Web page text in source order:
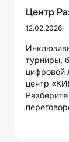
Центр
12.02.2026
турниры,
цифровой
центр